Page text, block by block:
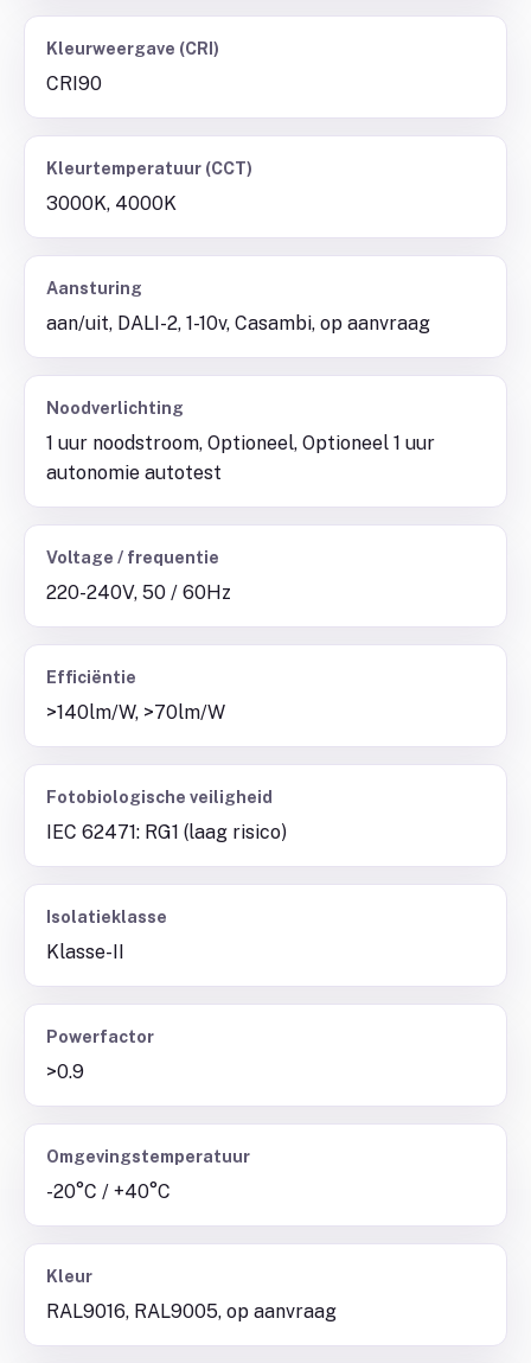
Kleurweergave (CRI)
CRI90
Kleurtemperatuur (CCT)
3000K, 4000K
Aansturing
aan/uit, DALI-2, 1-10v, Casambi, op aanvraag
Noodverlichting
1 uur noodstroom, Optioneel, Optioneel 1 uur
autonomie autotest
Voltage / frequentie
220-240V, 50 / 60Hz
Efficiëntie
>140lm/W, >70lm/W
Fotobiologische veiligheid
IEC 62471: RG1 (laag risico)
Isolatieklasse
Klasse-II
Powerfactor
>0.9
Omgevingstemperatuur
-20°C / +40°C
Kleur
RAL9016, RAL9005, op aanvraag